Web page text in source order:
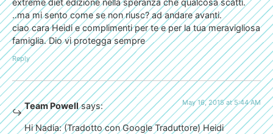
extreme diet edizione nella speranza che qualcosa scatti.
..ma mi sento come se non riusc? ad andare avanti.
ciao cara Heidi e complimenti per te e per la tua meravigliosa
famiglia. Dio vi protegga sempre
Reply
Team Powell says: May 16, 2015 at 5:44 AM
Hi Nadia: (Tradotto con Google Traduttore) Heidi